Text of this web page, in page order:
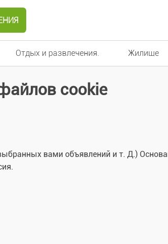
Отдых и развлечения. Жилище
cookie
вами объявлений и т. Д.)